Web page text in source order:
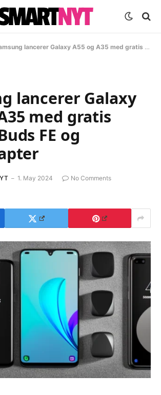
lancerer Galaxy A55 og A35 med gratis Galaxy Buds FE og rejseadapter
lancerer Galaxy
med gratis
FE og
1. May 2024
No Comments